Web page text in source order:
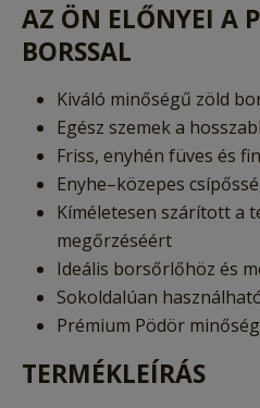
AZ ÖN ELŐNYEI A
BORSSAL
Kiváló minőségű zöld
Egész szemek a
Friss, enyhén füves és
Enyhe–közepes
Kíméletesen szárított a
megőrzéséért
Ideális borsőrlőhöz és
Sokoldalúan
Prémium Pödör minőség
TERMÉKLEÍRÁS